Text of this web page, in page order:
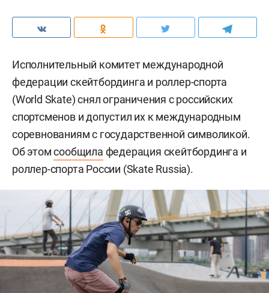
Исполнительный комитет международной
федерации скейтбординга и роллер-спорта
(World Skate) снял ограничения с российских
спортсменов и допустил их к международным
соревнованиям с государственной символикой.
Об этомсообщила федерация скейтбординга и
роллер-спорта России (Skate Russia).